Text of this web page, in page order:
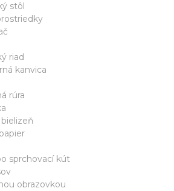
stôl
riad
kanvica
rúra
sprchovací kút
obrazovkou